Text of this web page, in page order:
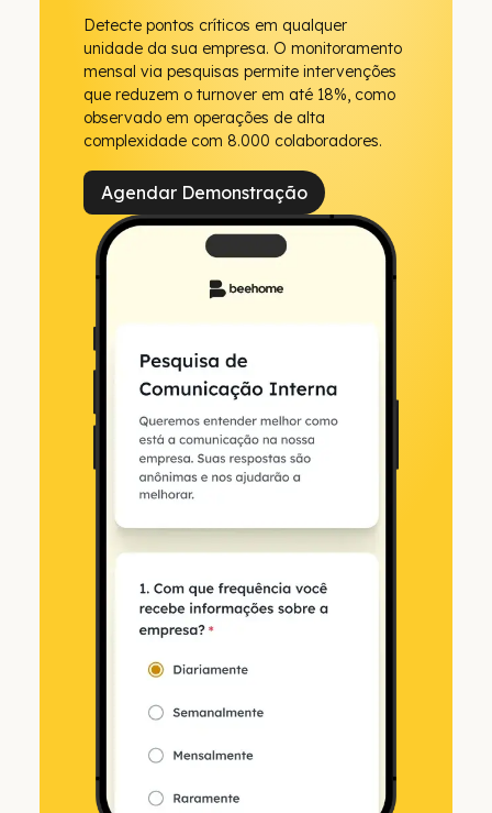
Detecte pontos críticos em qualquer
unidade da sua empresa. O monitoramento
mensal via pesquisas permite intervenções
que reduzem o turnover em até 18%, como
observado em operações de alta
complexidade com 8.000 colaboradores.
Agendar Demonstração